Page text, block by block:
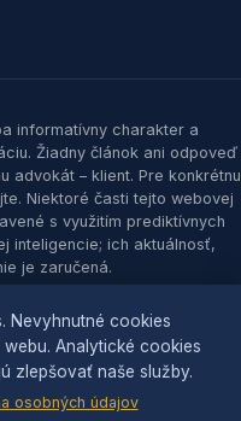
informatívny charakter a
Žiadny článok ani odpoveď
advokát – klient. Pre konkrétnu
Niektoré časti tejto webovej
s využitím prediktívnych
inteligencie; ich aktuálnosť,
je zaručená.
práva vyhradené.
cookies |
Nastavenia
Nevyhnutné cookies
Analytické cookies
zlepšovať naše služby.
osobných údajov